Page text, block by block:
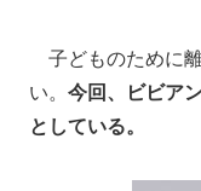
子どものために離
い。 今回、ビビア
としている。